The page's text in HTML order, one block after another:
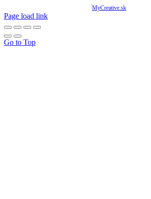
MyCreative.sk
Page load link
Go to Top